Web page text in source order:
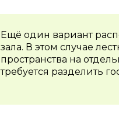
Ещё один вариант
зала. В этом случае
пространства на
требуется разделить